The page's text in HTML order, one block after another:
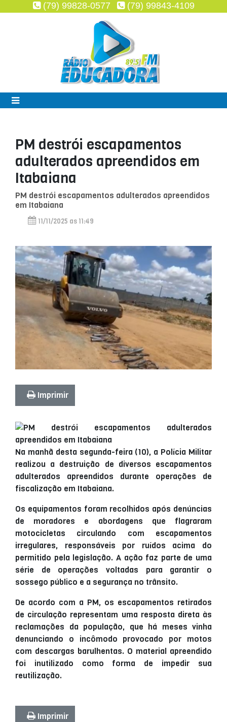
(79) 99828-0577 (79) 99843-4109
PM destrói escapamentos
adulterados apreendidos em
Itabaiana
PM destrói escapamentos adulterados apreendidos
em Itabaiana
11/11/2025 as 11:49
Imprimir
Na manhã desta segunda-feira (10), a Polícia Militar
realizou a destruição de diversos escapamentos
adulterados apreendidos durante operações de
fiscalização em Itabaiana.
Os equipamentos foram recolhidos após denúncias
de moradores e abordagens que flagraram
motocicletas circulando com escapamentos
irregulares, responsáveis por ruídos acima do
permitido pela legislação. A ação faz parte de uma
série de operações voltadas para garantir o
sossego público e a segurança no trânsito.
De acordo com a PM, os escapamentos retirados
de circulação representam uma resposta direta às
reclamações da população, que há meses vinha
denunciando o incômodo provocado por motos
com descargas barulhentas. O material apreendido
foi inutilizado como forma de impedir sua
reutilização.
Imprimir